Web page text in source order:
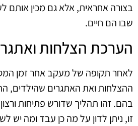
בצורה אחראית, אלא גם מכין אותם
שבו הם חיים.
הערכת הצלחות
לאחר תקופה של מעקב אחר זמן
ההצלחות ואת האתגרים שהילדים,
בהם. זהו תהליך שדורש פתיחות
זו, ניתן לדון על מה כן עבד ומה יש